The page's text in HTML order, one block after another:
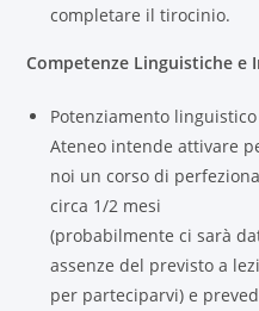
completare il tirocinio.
Competenze Linguistiche e
Potenziamento
Ateneo intende attivare
noi un corso di
circa 1/2 mesi
(probabilmente ci sarà
assenze del previsto a
per parteciparvi) e